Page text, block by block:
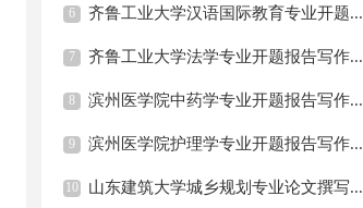
齐鲁工业大学汉语国际教育专业开题...
齐鲁工业大学法学专业开题报告写作...
滨州医学院中药学专业开题报告写作...
滨州医学院护理学专业开题报告写作...
山东建筑大学城乡规划专业论文撰写...